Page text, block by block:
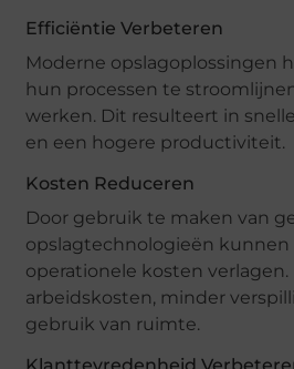
Efficiëntie Verbeteren
Moderne opslagoplossingen
hun processen te
werken. Dit resulteert in
en een hogere productiviteit.
Kosten Reduceren
Door gebruik te maken van
opslagtechnologieën
operationele kosten
arbeidskosten, minder
gebruik van ruimte.